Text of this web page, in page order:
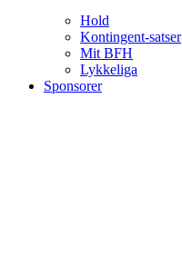
Hold
Kontingent-satser
Mit BFH
Lykkeliga
Sponsorer